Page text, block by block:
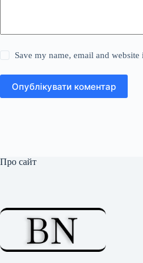
Save my name, email and
Опублікувати коментар
Про сайт